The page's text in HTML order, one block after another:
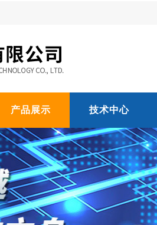
产品展示 技术中心